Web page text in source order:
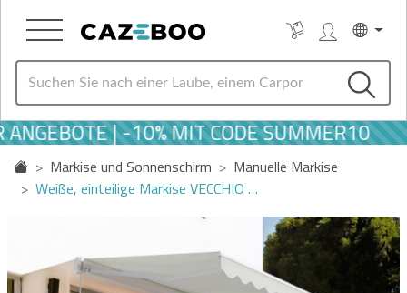
| -10% MIT CODE SUMMER10
Markise und Sonnenschirm
Manuelle Markise
Weiße, einteilige Markise VECCHIO …